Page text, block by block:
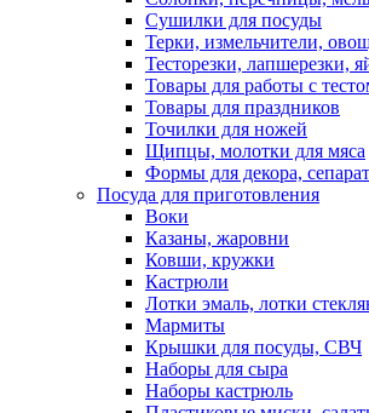
Сушилки для посуды
Терки, измельчители,
Тесторезки, лапшерезки,
Товары для работы с
Товары для праздников
Точилки для ножей
Щипцы, молотки для мяса
Формы для декора,
Посуда для приготовления
Воки
Казаны, жаровни
Ковши, кружки
Кастрюли
Лотки эмаль, лотки
Мармиты
Крышки для посуды, СВЧ
Наборы для сыра
Наборы кастрюль